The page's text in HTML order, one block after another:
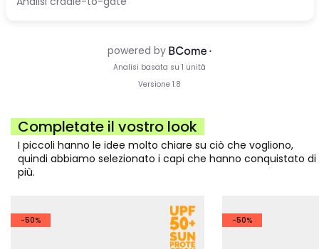
Completate il vostro look
I piccoli hanno le idee molto chiare su ciò che vogliono,
quindi abbiamo selezionato i capi che hanno conquistato di
più.
-50% -50%